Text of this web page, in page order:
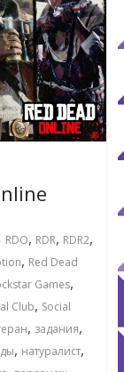
RDO, RDR, RDR2,
, Red Dead
Games,
Club, Social
, задания,
, натуралист,